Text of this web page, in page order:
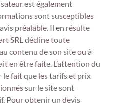
est également
sont susceptibles
préalable. Il en résulte
SRL décline toute
contenu de son site ou à
en être faite. L’attention du
fait que les tarifs et prix
sur le site sont
Pour obtenir un devis